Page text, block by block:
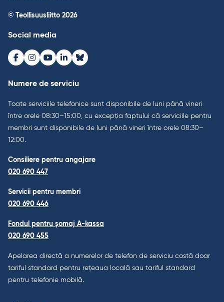
© Teollisuusliitto 2026
Social media
Facebook
Instagram
Youtube
LinkedInBluesky
Numere de serviciu
Toate serviciile telefonice sunt disponibile de luni până vineri
între orele 08:30–15:00, cu excepția faptului că serviciile pentru
membri sunt disponibile de luni până vineri între orele 08:30–
12:00.
Consiliere pentru angajare
020 690 447
Servicii pentru membri
020 690 446
Fondul pentru șomaj A-kassa
020 690 455
Apelarea directă a numerelor de telefon de serviciu costă doar
tariful standard pentru rețeaua locală sau tariful standard
pentru telefonie mobilă.